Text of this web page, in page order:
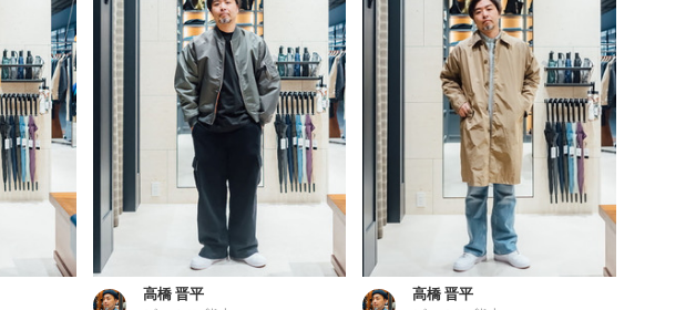
高橋 晋平 高橋 晋平